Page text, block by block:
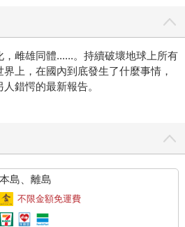
雌雄同體......。持續破壞地球上所有
上，在國內到底發生了什麼事情，
錯愕的最新報告。
島、離島
不限金額免運費